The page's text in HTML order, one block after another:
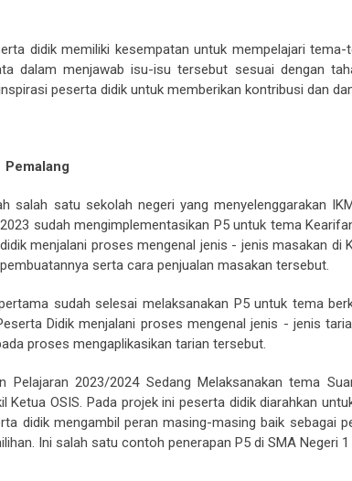
didik memiliki kesempatan untuk mempelajari
dalam menjawab isu-isu tersebut sesuai dengan
peserta didik untuk memberikan kontribusi dan
Pemalang
salah satu sekolah negeri yang menyelenggarakan
sudah mengimplementasikan P5 untuk tema
menjalani proses mengenal jenis - jenis masakan di
serta cara penjualan masakan tersebut.
sudah selesai melaksanakan P5 untuk tema
Didik menjalani proses mengenal jenis - jenis
proses mengaplikasikan tarian tersebut.
Pelajaran 2023/2024 Sedang Melaksanakan tema
Ketua OSIS. Pada projek ini peserta didik diarahkan
didik mengambil peran masing-masing baik sebagai
Ini salah satu contoh penerapan P5 di SMA Negeri 1